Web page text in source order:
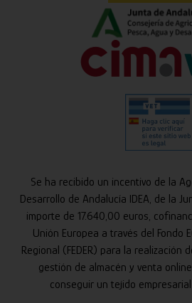
Se ha recibido un incentivo de la
Desarrollo de Andalucía IDEA, de la
importe de 17.640,00 euros,
Unión Europea a través del Fondo
Regional (FEDER) para la realización
gestión de almacén y venta
conseguir un tejido